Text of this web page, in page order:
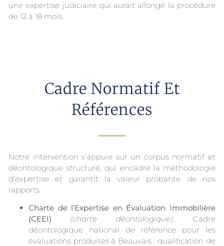
une expertise judiciaire qui aurait allongé la procédure
de 12 à 18 mois.
Cadre Normatif Et
Références
Notre intervention s’appuie sur un corpus normatif et
déontologique structuré, qui encadre la méthodologie
d’expertise et garantit la valeur probante de nos
rapports.
Charte de l’Expertise en Évaluation Immobilière
(CEEI)
(charte déontologique). Cadre
déontologique national de référence pour les
évaluations produites à Beauvais : qualification de